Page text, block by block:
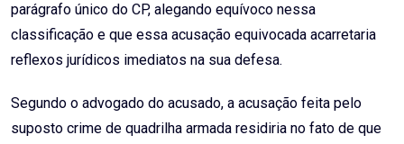
parágrafo único do CP, alegando equívoco nessa
classificação e que essa acusação equivocada acarretaria
reflexos jurídicos imediatos na sua defesa.
Segundo o advogado do acusado, a acusação feita pelo
suposto crime de quadrilha armada residiria no fato de que